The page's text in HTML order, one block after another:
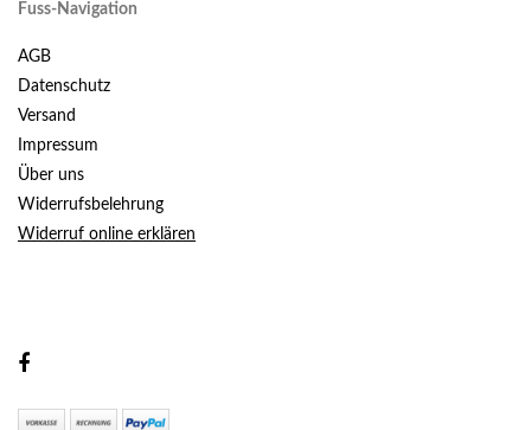
Fuss-Navigation
AGB
Datenschutz
Versand
Impressum
Über uns
Widerrufsbelehrung
Widerruf online erklären